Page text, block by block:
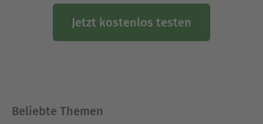
Jetzt kostenlos testen
Beliebte Themen